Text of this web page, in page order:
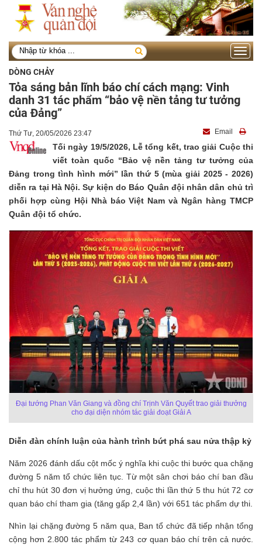
Toggle
DÒNG CHẢY
Tỏa sáng bản lĩnh báo chí cách mạng: Vinh
danh 31 tác phẩm “bảo vệ nền tảng tư tưởng
của Đảng”
Thứ Tư, 20/05/2026 23:47 Email
Tối ngày 19/5/2026, Lễ tổng kết, trao giải Cuộc thi
viết toàn quốc “Bảo vệ nền tảng tư tưởng của
Đảng trong tình hình mới” lần thứ 5 (mùa giải 2025 - 2026)
diễn ra tại Hà Nội. Sự kiện do Báo Quân đội nhân dân chủ trì
phối hợp cùng Hội Nhà báo Việt Nam và Ngân hàng TMCP
Quân đội tổ chức.
Đại tướng Phan Văn Giang và đồng chí Trịnh Văn Quyết trao giải thưởng
cho đại diện nhóm tác giải đoạt Giải A
Diễn đàn chính luận của hành trình bứt phá sau nửa thập kỷ
Năm 2026 đánh dấu cột mốc ý nghĩa khi cuộc thi bước qua chặng
đường 5 năm tổ chức liên tục. Từ một sân chơi báo chí ban đầu
chỉ thu hút 30 đơn vị hưởng ứng, cuộc thi lần thứ 5 thu hút 72 cơ
quan báo chí tham gia (tăng gấp 2,4 lần) với 651 tác phẩm dự thi.
Nhìn lại chặng đường 5 năm qua, Ban tổ chức đã tiếp nhận tổng
cộng hơn 2.800 tác phẩm từ 243 cơ quan báo chí trên cả nước.